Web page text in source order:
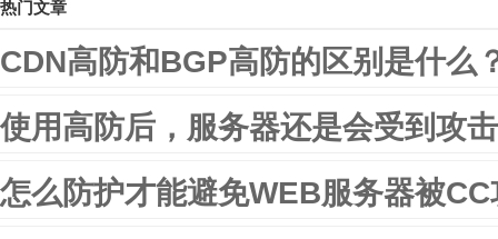
热门文章
CDN高防和BGP高防的区别是什么
使用高防后，服务器还是会受到攻
怎么防护才能避免WEB服务器被